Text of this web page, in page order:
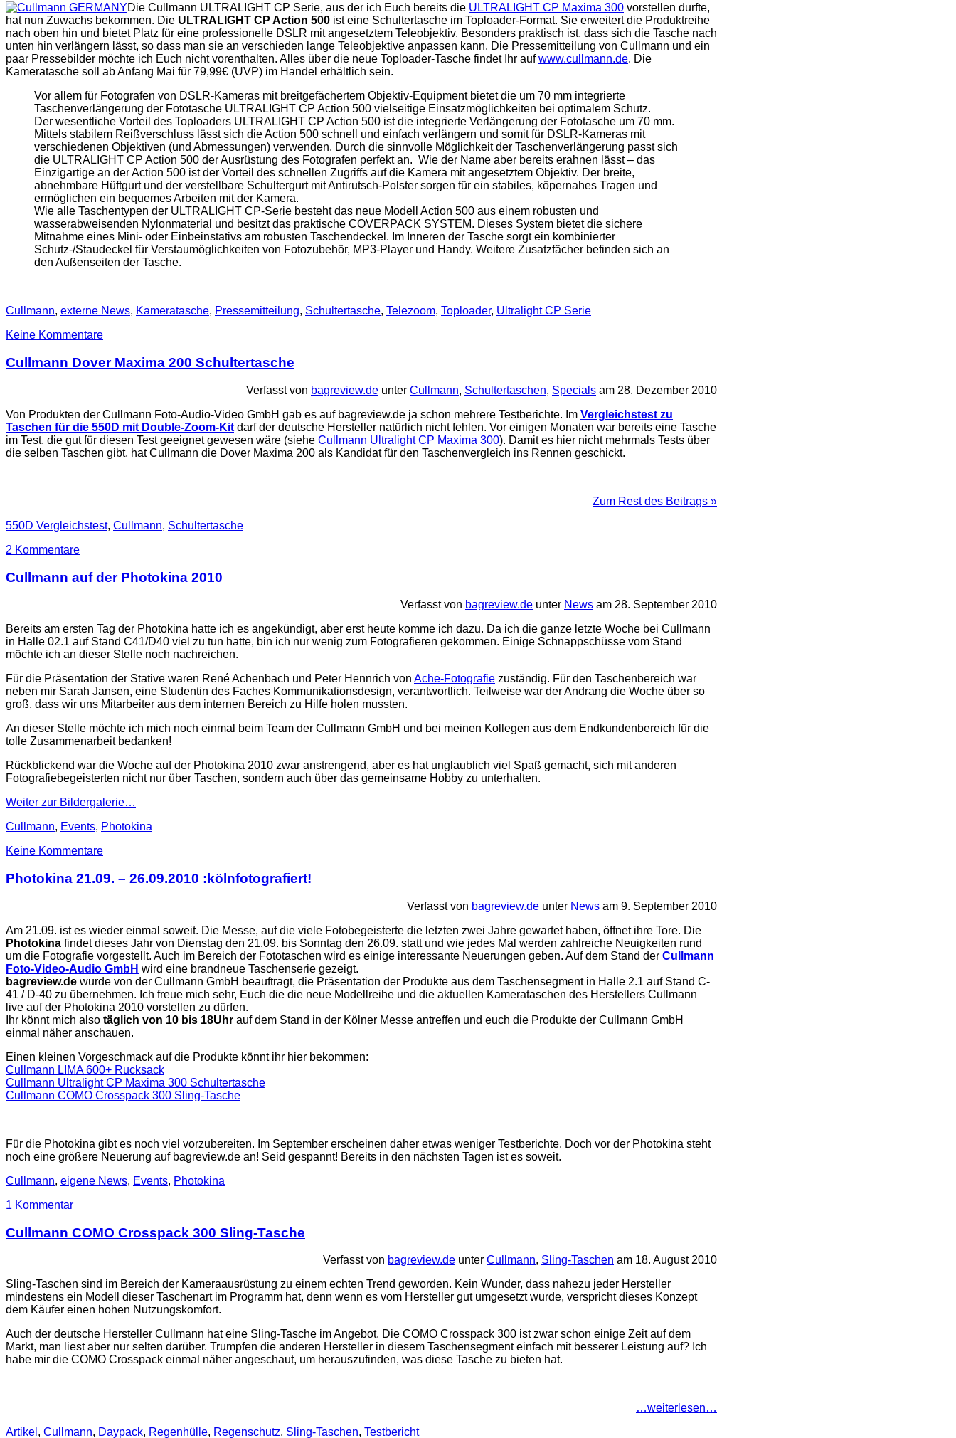
Die Cullmann ULTRALIGHT CP Serie, aus der ich Euch bereits die ULTRALIGHT CP Maxima 300 vorstellen durfte,
hat nun Zuwachs bekommen. Die ULTRALIGHT CP Action 500 ist eine Schultertasche im Toploader-Format. Sie erweitert die Produktreihe
nach oben hin und bietet Platz für eine professionelle DSLR mit angesetztem Teleobjektiv. Besonders praktisch ist, dass sich die Tasche nach
unten hin verlängern lässt, so dass man sie an verschieden lange Teleobjektive anpassen kann. Die Pressemitteilung von Cullmann und ein
paar Pressebilder möchte ich Euch nicht vorenthalten. Alles über die neue Toploader-Tasche findet Ihr aufwww.cullmann.de. Die
Kameratasche soll ab Anfang Mai für 79,99€ (UVP) im Handel erhältlich sein.
Vor allem für Fotografen von DSLR-Kameras mit breitgefächertem Objektiv-Equipment bietet die um 70 mm integrierte
Taschenverlängerung der Fototasche ULTRALIGHT CP Action 500 vielseitige Einsatzmöglichkeiten bei optimalem Schutz.
Der wesentliche Vorteil des Toploaders ULTRALIGHT CP Action 500 ist die integrierte Verlängerung der Fototasche um 70 mm.
Mittels stabilem Reißverschluss lässt sich die Action 500 schnell und einfach verlängern und somit für DSLR-Kameras mit
verschiedenen Objektiven (und Abmessungen) verwenden. Durch die sinnvolle Möglichkeit der Taschenverlängerung passt sich
die ULTRALIGHT CP Action 500 der Ausrüstung des Fotografen perfekt an. Wie der Name aber bereits erahnen lässt – das
Einzigartige an der Action 500 ist der Vorteil des schnellen Zugriffs auf die Kamera mit angesetztem Objektiv. Der breite,
abnehmbare Hüftgurt und der verstellbare Schultergurt mit Antirutsch-Polster sorgen für ein stabiles, köpernahes Tragen und
ermöglichen ein bequemes Arbeiten mit der Kamera.
Wie alle Taschentypen der ULTRALIGHT CP-Serie besteht das neue Modell Action 500 aus einem robusten und
wasserabweisenden Nylonmaterial und besitzt das praktische COVERPACK SYSTEM. Dieses System bietet die sichere
Mitnahme eines Mini- oder Einbeinstativs am robusten Taschendeckel. Im Inneren der Tasche sorgt ein kombinierter
Schutz-/Staudeckel für Verstaumöglichkeiten von Fotozubehör, MP3-Player und Handy. Weitere Zusatzfächer befinden sich an
den Außenseiten der Tasche.
Cullmann, externe News, Kameratasche, Pressemitteilung, Schultertasche, Telezoom, Toploader, Ultralight CP Serie
Keine Kommentare
Cullmann Dover Maxima 200 Schultertasche
Verfasst von bagreview.de unter Cullmann, Schultertaschen, Specials am 28. Dezember 2010
Von Produkten der Cullmann Foto-Audio-Video GmbH gab es auf bagreview.de ja schon mehrere Testberichte. Im Vergleichstest zu
Taschen für die 550D mit Double-Zoom-Kit darf der deutsche Hersteller natürlich nicht fehlen. Vor einigen Monaten war bereits eine Tasche
im Test, die gut für diesen Test geeignet gewesen wäre (siehe Cullmann Ultralight CP Maxima 300). Damit es hier nicht mehrmals Tests über
die selben Taschen gibt, hat Cullmann die Dover Maxima 200 als Kandidat für den Taschenvergleich ins Rennen geschickt.
Zum Rest des Beitrags »
550D Vergleichstest, Cullmann, Schultertasche
2 Kommentare
Cullmann auf der Photokina 2010
Verfasst von bagreview.de unter News am 28. September 2010
Bereits am ersten Tag der Photokina hatte ich es angekündigt, aber erst heute komme ich dazu. Da ich die ganze letzte Woche bei Cullmann
in Halle 02.1 auf Stand C41/D40 viel zu tun hatte, bin ich nur wenig zum Fotografieren gekommen. Einige Schnappschüsse vom Stand
möchte ich an dieser Stelle noch nachreichen.
Für die Präsentation der Stative waren René Achenbach und Peter Hennrich von Ache-Fotografie zuständig. Für den Taschenbereich war
neben mir Sarah Jansen, eine Studentin des Faches Kommunikationsdesign, verantwortlich. Teilweise war der Andrang die Woche über so
groß, dass wir uns Mitarbeiter aus dem internen Bereich zu Hilfe holen mussten.
An dieser Stelle möchte ich mich noch einmal beim Team der Cullmann GmbH und bei meinen Kollegen aus dem Endkundenbereich für die
tolle Zusammenarbeit bedanken!
Rückblickend war die Woche auf der Photokina 2010 zwar anstrengend, aber es hat unglaublich viel Spaß gemacht, sich mit anderen
Fotografiebegeisterten nicht nur über Taschen, sondern auch über das gemeinsame Hobby zu unterhalten.
Weiter zur Bildergalerie…
Cullmann, Events, Photokina
Keine Kommentare
Photokina 21.09. – 26.09.2010 :kölnfotografiert!
Verfasst von bagreview.de unter News am 9. September 2010
Am 21.09. ist es wieder einmal soweit. Die Messe, auf die viele Fotobegeisterte die letzten zwei Jahre gewartet haben, öffnet ihre Tore. Die
Photokina findet dieses Jahr von Dienstag den 21.09. bis Sonntag den 26.09. statt und wie jedes Mal werden zahlreiche Neuigkeiten rund
um die Fotografie vorgestellt. Auch im Bereich der Fototaschen wird es einige interessante Neuerungen geben. Auf dem Stand der Cullmann
Foto-Video-Audio GmbH wird eine brandneue Taschenserie gezeigt.
bagreview.de wurde von der Cullmann GmbH beauftragt, die Präsentation der Produkte aus dem Taschensegment in Halle 2.1 auf Stand C-
41 / D-40 zu übernehmen. Ich freue mich sehr, Euch die die neue Modellreihe und die aktuellen Kamerataschen des Herstellers Cullmann
live auf der Photokina 2010 vorstellen zu dürfen.
Ihr könnt mich also täglich von 10 bis 18Uhr auf dem Stand in der Kölner Messe antreffen und euch die Produkte der Cullmann GmbH
einmal näher anschauen.
Einen kleinen Vorgeschmack auf die Produkte könnt ihr hier bekommen:
Cullmann LIMA 600+ Rucksack
Cullmann Ultralight CP Maxima 300 Schultertasche
Cullmann COMO Crosspack 300 Sling-Tasche
Für die Photokina gibt es noch viel vorzubereiten. Im September erscheinen daher etwas weniger Testberichte. Doch vor der Photokina steht
noch eine größere Neuerung auf bagreview.de an! Seid gespannt! Bereits in den nächsten Tagen ist es soweit.
Cullmann, eigene News, Events, Photokina
1 Kommentar
Cullmann COMO Crosspack 300 Sling-Tasche
Verfasst von bagreview.de unter Cullmann, Sling-Taschen am 18. August 2010
Sling-Taschen sind im Bereich der Kameraausrüstung zu einem echten Trend geworden. Kein Wunder, dass nahezu jeder Hersteller
mindestens ein Modell dieser Taschenart im Programm hat, denn wenn es vom Hersteller gut umgesetzt wurde, verspricht dieses Konzept
dem Käufer einen hohen Nutzungskomfort.
Auch der deutsche Hersteller Cullmann hat eine Sling-Tasche im Angebot. Die COMO Crosspack 300 ist zwar schon einige Zeit auf dem
Markt, man liest aber nur selten darüber. Trumpfen die anderen Hersteller in diesem Taschensegment einfach mit besserer Leistung auf? Ich
habe mir die COMO Crosspack einmal näher angeschaut, um herauszufinden, was diese Tasche zu bieten hat.
…weiterlesen…
Artikel , Cullmann, Daypack, Regenhülle, Regenschutz, Sling-Taschen, Testbericht